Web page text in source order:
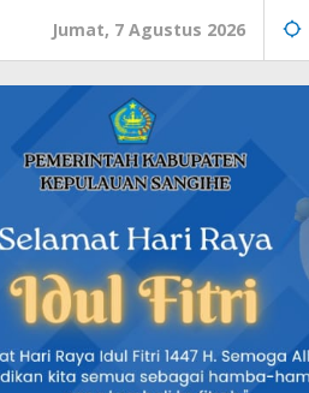
Jumat, 7 Agustus 2026